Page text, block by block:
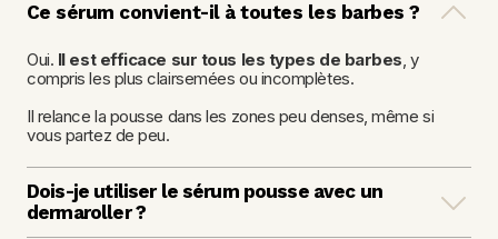
Ce sérum convient-il à toutes les barbes ?
Oui. Il est efficace sur tous les types de barbes , y
compris les plus clairsemées ou incomplètes.
Il relance la pousse dans les zones peu denses, même si
vous partez de peu.
Dois-je utiliser le sérum pousse avec un
dermaroller ?